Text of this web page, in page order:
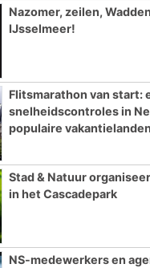
Nazomer, zeilen,
IJsselmeer!
Flitsmarathon van start:
snelheidscontroles in
populaire vakantielanden
Stad & Natuur
in het Cascadepark
NS-medewerkers en